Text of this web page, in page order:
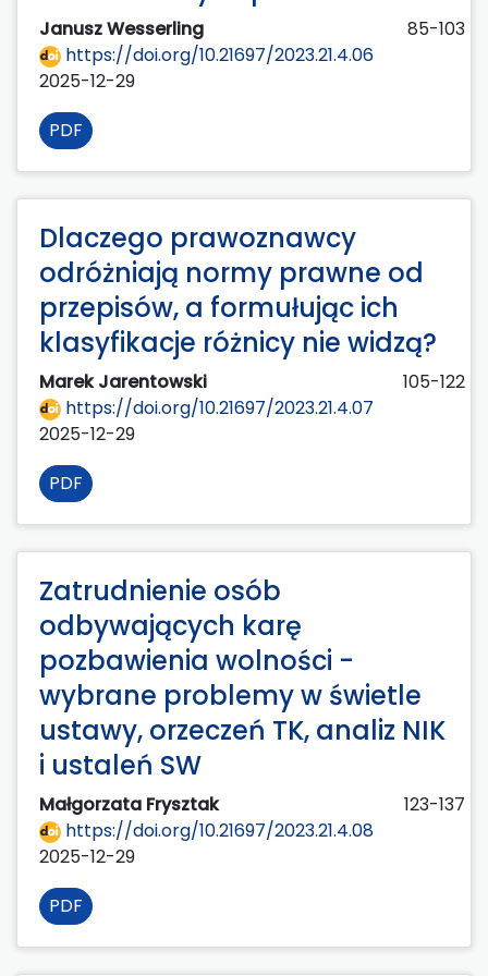
Janusz Wesserling
85-103
https://doi.org/10.21697/2023.21.4.06
2025-12-29
PDF
Dlaczego prawoznawcy
odróżniają normy prawne od
przepisów, a formułując ich
klasyfikacje różnicy nie widzą?
Marek Jarentowski
105-122
https://doi.org/10.21697/2023.21.4.07
2025-12-29
PDF
Zatrudnienie osób
odbywających karę
pozbawienia wolności -
wybrane problemy w świetle
ustawy, orzeczeń TK, analiz NIK
i ustaleń SW
Małgorzata Frysztak
123-137
https://doi.org/10.21697/2023.21.4.08
2025-12-29
PDF